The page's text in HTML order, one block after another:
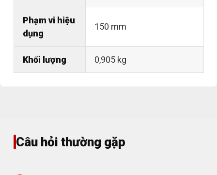
Phạm vi hiệu
dụng
150 mm
Khối lượng 0,905 kg
Câu hỏi thường gặp